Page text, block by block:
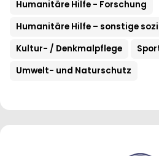
Humanitäre Hilfe - Forschung
Humanitäre Hilfe – sonstige
Kultur- / Denkmalpflege
Umwelt- und Naturschutz